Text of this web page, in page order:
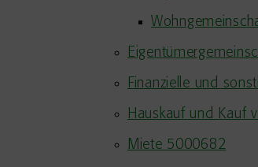
Finanzielle und
Hauskauf und Kauf
Miete 5000682